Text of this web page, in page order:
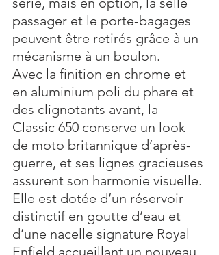
passager et le porte-bagages
peuvent être retirés grâce à un
mécanisme à un boulon.
Avec la finition en chrome et
en aluminium poli du phare et
des clignotants avant, la
Classic 650 conserve un look
de moto britannique d’après-
guerre, et ses lignes gracieuses
assurent son harmonie visuelle.
Elle est dotée d’un réservoir
distinctif en goutte d’eau et
d’une nacelle signature Royal
Enfield accueillant un nouveau